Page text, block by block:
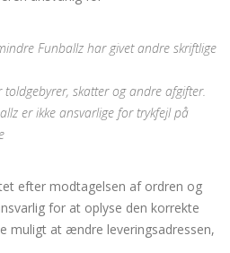
Funballz har givet andre skriftlige
skatter og andre afgifter.
er ikke ansvarlige for trykfejl på
efter modtagelsen af ordren og
for at oplyse den korrekte
muligt at ændre leveringsadressen,